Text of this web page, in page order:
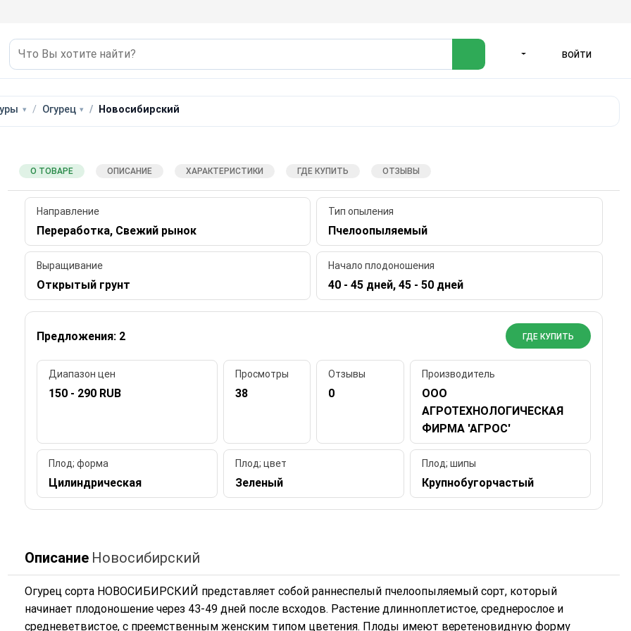
ВОЙТИ
Огурец Новосибирский
О ТОВАРЕ ОПИСАНИЕ ХАРАКТЕРИСТИКИ ГДЕ КУПИТЬ ОТЗЫВЫ
Направление
Переработка, Свежий рынок
Тип опыления
Пчелоопыляемый
Выращивание
Открытый грунт
Начало плодоношения
40 - 45 дней, 45 - 50 дней
Предложения: 2 ГДЕ КУПИТЬ
Диапазон цен
150 - 290 RUB
Просмотры
38
Отзывы
0
Производитель
ООО
АГРОТЕХНОЛОГИЧЕСКАЯ
ФИРМА 'АГРОС'
Плод; форма
Цилиндрическая
Плод; цвет
Зеленый
Плод; шипы
Крупнобугорчастый
Описание Новосибирский
Огурец сорта НОВОСИБИРСКИЙ представляет собой раннеспелый пчелоопыляемый сорт, который
начинает плодоношение через 43-49 дней после всходов. Растение длинноплетистое, среднерослое и
средневетвистое, с преемственным женским типом цветения. Плоды имеют веретеновидную форму